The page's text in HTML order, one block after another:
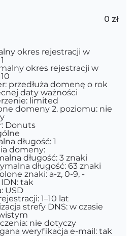
0 zł
okres rejestracji w
okres rejestracji w
przedłuża domenę o rok
daty ważności
limited
domeny 2. poziomu: nie
Donuts
długość: 1
domeny:
długość: 3 znaki
długość: 63 znaki
znaki: a-z, 0-9, -
tak
USD
1–10 lat
strefy DNS: w czasie
nie dotyczy
weryfikacja e-mail: tak